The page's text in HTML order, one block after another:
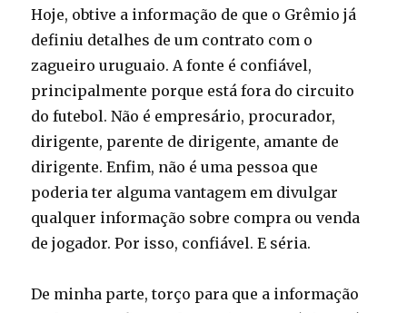
Hoje, obtive a informação de que o Grêmio já
definiu detalhes de um contrato com o
zagueiro uruguaio. A fonte é confiável,
principalmente porque está fora do circuito
do futebol. Não é empresário, procurador,
dirigente, parente de dirigente, amante de
dirigente. Enfim, não é uma pessoa que
poderia ter alguma vantagem em divulgar
qualquer informação sobre compra ou venda
de jogador. Por isso, confiável. E séria.
De minha parte, torço para que a informação